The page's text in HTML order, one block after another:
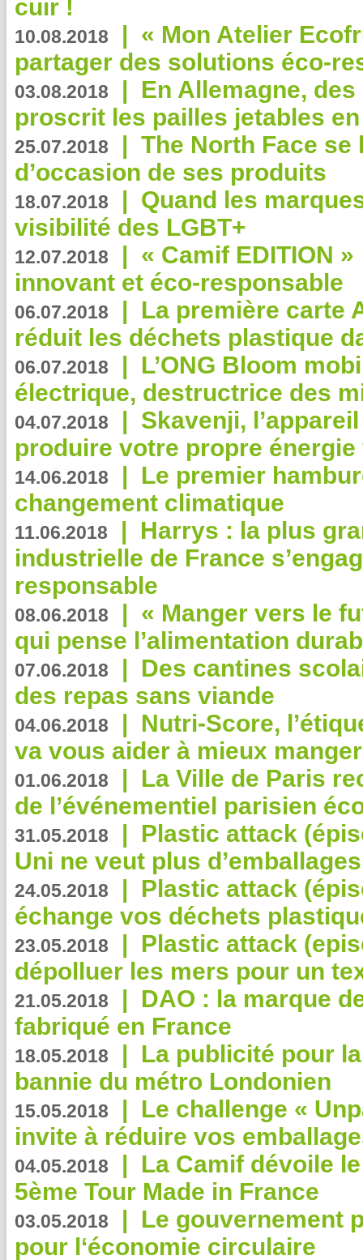
cuir !
10.08.2018 | « Mon Atelier
partager des solutions éco-
03.08.2018 | En Allemagne,
proscrit les pailles jetables
25.07.2018 | The North Face se
d’occasion de ses produits
18.07.2018 | Quand les
visibilité des LGBT+
12.07.2018 | « Camif EDITION
innovant et éco-responsable
06.07.2018 | La première carte
réduit les déchets plastique
06.07.2018 | L’ONG Bloom
électrique, destructrice des
04.07.2018 | Skavenji,
produire votre propre
14.06.2018 | Le premier
changement climatique
11.06.2018 | Harrys : la plus
industrielle de France
responsable
08.06.2018 | « Manger vers le
qui pense l’alimentation
07.06.2018 | Des cantines
des repas sans viande
04.06.2018 | Nutri-Score,
va vous aider à mieux
01.06.2018 | La Ville de Paris
de l’événementiel parisien
31.05.2018 | Plastic attack
Uni ne veut plus
24.05.2018 | Plastic attack
échange vos déchets
23.05.2018 | Plastic attack
dépolluer les mers pour un
21.05.2018 | DAO : la marque
fabriqué en France
18.05.2018 | La publicité pour
bannie du métro Londonien
15.05.2018 | Le challenge «
invite à réduire vos
04.05.2018 | La Camif dévoile
5ème Tour Made in France
03.05.2018 | Le gouvernement
pour l‘économie circulaire